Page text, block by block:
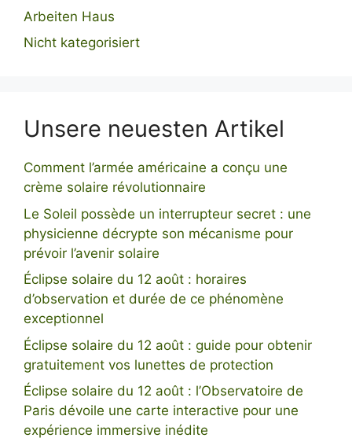
Arbeiten Haus
Nicht kategorisiert
Unsere neuesten Artikel
Comment l’armée américaine a conçu une
crème solaire révolutionnaire
Le Soleil possède un interrupteur secret : une
physicienne décrypte son mécanisme pour
prévoir l’avenir solaire
Éclipse solaire du 12 août : horaires
d’observation et durée de ce phénomène
exceptionnel
Éclipse solaire du 12 août : guide pour obtenir
gratuitement vos lunettes de protection
Éclipse solaire du 12 août : l’Observatoire de
Paris dévoile une carte interactive pour une
expérience immersive inédite